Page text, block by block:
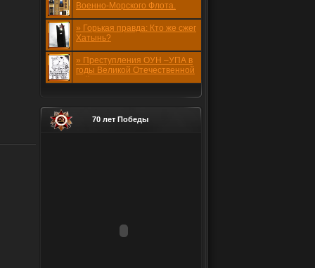
Военно-Морского Флота.
» Горькая правда: Кто же сжег
Хатынь?
» Преступления ОУН –УПА в
годы Великой Отечественной
70 лет Победы